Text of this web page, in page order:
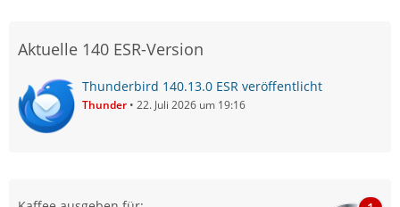
Aktuelle 140 ESR-Version
Thunderbird 140.13.0 ESR veröffentlicht
Thunder 22. Juli 2026 um 19:16